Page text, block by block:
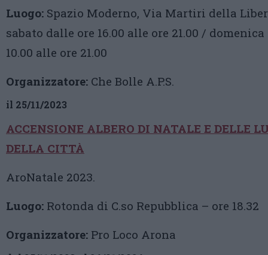
Luogo: Spazio Moderno, Via Martiri della
sabato dalle ore 16.00 alle ore 21.00 /
10.00 alle ore 21.00
Organizzatore: Che Bolle A.P.S.
il 25/11/2023
ACCENSIONE ALBERO DI NATALE E DELLE
DELLA CITTÀ
AroNatale 2023.
Luogo: Rotonda di C.so Repubblica – ore 18.32
Organizzatore: Pro Loco Arona